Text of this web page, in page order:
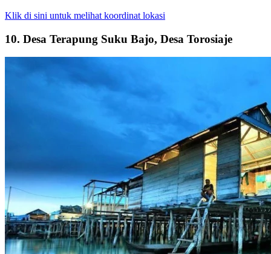
Klik di sini untuk melihat koordinat lokasi
10. Desa Terapung Suku Bajo, Desa Torosiaje